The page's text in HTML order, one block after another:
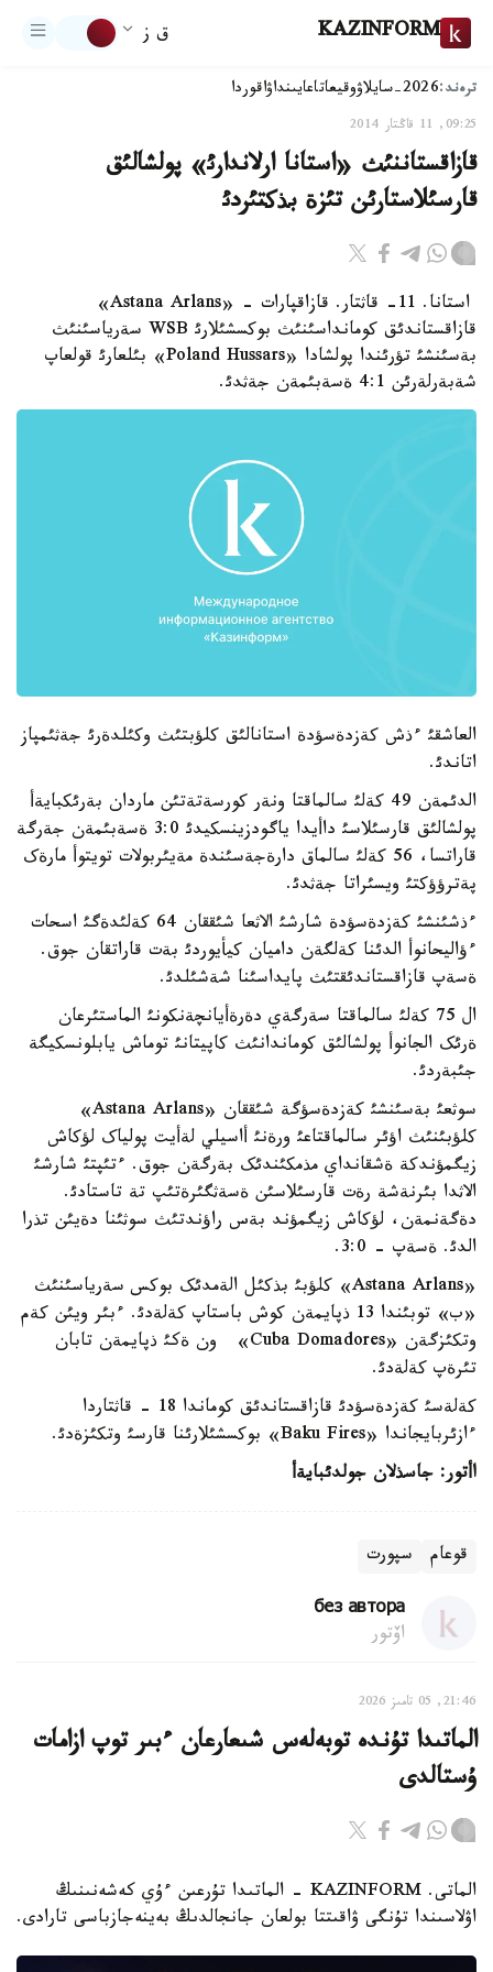
KAZINFORM ق ز
ترەند:2026-سايلاۋ وقيعاتاعايىنداۋاقوردا
09:25, 11 قاڭتار 2014
قازاقستاننئث «استانا ارلاندارئ» پولشالئق
قارسئلاستارئن تئزة بذکتئردئ
استانا. 11- قاثتار. قازاقپارات - «Astana Arlans»
قازاقستاندئق کومانداسئنئث بوکسشئلارئ WSB سةرياسئنئث
بةسئنشئ تؤرئندا پولشادا «Poland Hussars» بئلعارئ قولعاپ
شةبةرلةرئن 4:1 ةسةبئمةن جةثدئ.
العاشقئ ءذش کةزدةسؤدة استانالئق کلؤبتئث وکئلدةرئ جةثئمپاز
اتاندئ.
الدئمةن 49 کةلئ سالماقتا ونةر کورسةتةتئن ماردان بةرئکبايةأ
پولشالئق قارسئلاسئ داأيدا ياگودزينسکيدئ 3:0 ةسةبئمةن جةرگة
قاراتسا، 56 کةلئ سالماق دارةجةسئندة مةيئربولات تويتوأ مارةک
پةترؤؤکتئ ويسئراتا جةثدئ.
ءذشئنشئ کةزدةسؤدة شارشئ الاثعا شئققان 64 کةلئدةگئ اسحات
ءؤاليحانوأ الدئنا کةلگةن داميان کيأيوردئ بةت قاراتقان جوق.
ةسةپ قازاقستاندئقتئث پايداسئنا شةشئلدئ.
ال 75 کةلئ سالماقتا سةرگةي دةرةأيانچةنکونئ الماستئرعان
ةرئک الجانوأ پولشالئق کوماندانئث کاپيتانئ توماش يابلونسکيگة
جئبةردئ.
سوثعئ بةسئنشئ کةزدةسؤگة شئققان «Astana Arlans»
کلؤبئنئث اؤئر سالماقتاعئ ورةنئ أاسيلي لةأيت پولياک لؤکاش
زيگمؤندکة ةشقانداي مذمکئندئک بةرگةن جوق. ءتئپتئ شارشئ
الاثدا بئرنةشة رةت قارسئلاسئن ةسةثگئرةتئپ تة تاستادئ.
دةگةنمةن، لؤکاش زيگمؤند بةس راؤندتئث سوثئنا دةيئن تذرا
الدئ. ةسةپ - 3:0.
«Astana Arlans» کلؤبئ بذکئل الةمدئک بوکس سةرياسئنئث
«ب» توبئندا 13 ذپايمةن کوش باستاپ کةلةدئ. ءبئر ويئن کةم
وتکئزگةن «Cuba Domadores» ون ةكئ ذپايمةن تابان
تئرةپ کةلةدئ.
کةلةسئ کةزدةسؤدئ قازاقستاندئق کوماندا 18 - قاثتاردا
ءازئربايجاندا «Baku Fires» بوکسشئلارئنا قارسئ وتکئزةدئ.
اأتور: جاسذلان جولدئبايةأ
قوعام سپورت
без автора
اۆتور
21:46, 05 تامىز 2026
الماتىدا تۇندە توبەلەس شىعارعان ءبىر توپ ازامات
ۇستالدى
الماتى. KAZINFORM - الماتىدا تۇرعىن ءۇي كەشەنىنىڭ
اۋلاسىندا تۇنگى ۋاقىتتا بولعان جانجالدىڭ بەينەجازباسى تارادى.